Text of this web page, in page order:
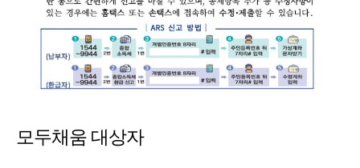
모두채움 대상자